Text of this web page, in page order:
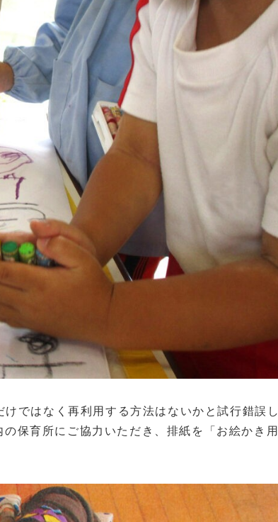
ではなく再利用する方法はないかと試行錯誤し
保育所にご協力いただき、排紙を「お絵かき用